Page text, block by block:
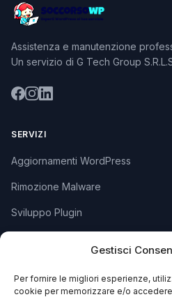
Gestisci
Per fornire le migliori esperienze,
cookie per memorizzare e/o
Assistenza e manutenzione
Un servizio di G Tech Group
SERVIZI
Aggiornamenti WordPress
Rimozione Malware
Sviluppo Plugin
SUPPORTO